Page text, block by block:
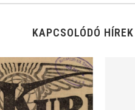
KAPCSOLÓDÓ HÍREK